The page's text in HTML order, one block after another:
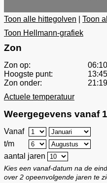
Toon alle hittegolven
Toon
Toon Hellmann-grafiek
Zon
Zon op:
06:10
Hoogste punt:
13:45
Zon onder:
21:19
Actuele temperatuur
Weergegevens vanaf
Vanaf
t/m
aantal jaren
Kies een vanaf-datum na de
over 2 opeenvolgende jaren te